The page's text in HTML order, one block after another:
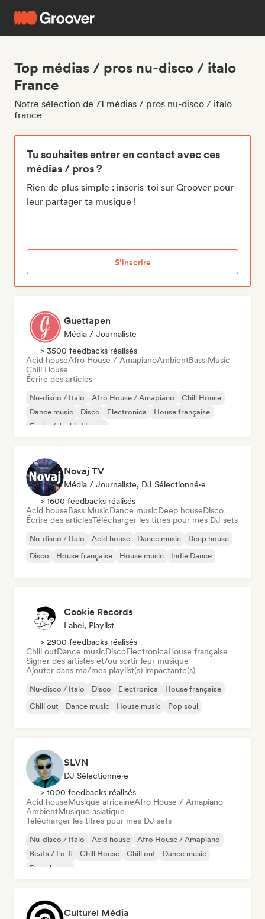
Top médias / pros nu-disco / italo
France
Notre sélection de 71 médias / pros nu-disco / italo
france
Tu souhaites entrer en contact avec ces
médias / pros ?
Rien de plus simple : inscris-toi sur Groover pour
leur partager ta musique !
S’inscrire
Guettapen
Média / Journaliste
> 3500 feedbacks réalisés
Acid houseAfro House / AmapianoAmbientBass Music
Chill House
Écrire des articles
Nu-disco / Italo Afro House / Amapiano
Chill House
Dance music
Disco Electronica
House française
Funky / Jackin House
Novaj TV
Média / Journaliste, DJ Sélectionné·e
> 1600 feedbacks réalisés
Acid houseBass MusicDance musicDeep houseDisco
Écrire des articlesTélécharger les titres pour mes DJ sets
Nu-disco / Italo Acid house Dance music
Deep house
Disco
House française House music Indie Dance
Cookie Records
Label, Playlist
> 2900 feedbacks réalisés
Chill outDance musicDiscoElectronicaHouse française
Signer des artistes et/ou sortir leur musique
Ajouter dans ma/mes playlist(s) impactante(s)
Nu-disco / Italo Disco Electronica
House française
Chill out
Dance music House music Pop soul
SLVN
DJ Sélectionné·e
> 1000 feedbacks réalisés
Acid houseMusique africaineAfro House / Amapiano
AmbientMusique asiatique
Télécharger les titres pour mes DJ sets
Nu-disco / Italo Acid house
Afro House / Amapiano
Beats / Lo-fi
Chill House Chill out
Dance music
Deep house
Culturel Média